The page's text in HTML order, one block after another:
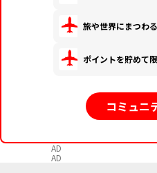
旅や世界にまつわ
ポイントを貯めて
コミュニ
AD
AD